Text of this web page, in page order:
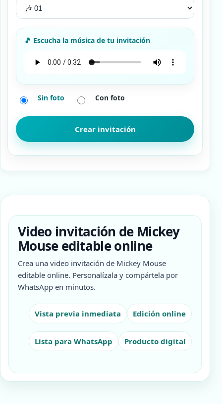
Sin foto Con foto
Video invitación de Mickey
Mouse editable online
Crea una video invitación de Mickey Mouse
editable online. Personalízala y compártela por
WhatsApp en minutos.
Vista previa inmediata Edición online
Lista para WhatsApp Producto digital